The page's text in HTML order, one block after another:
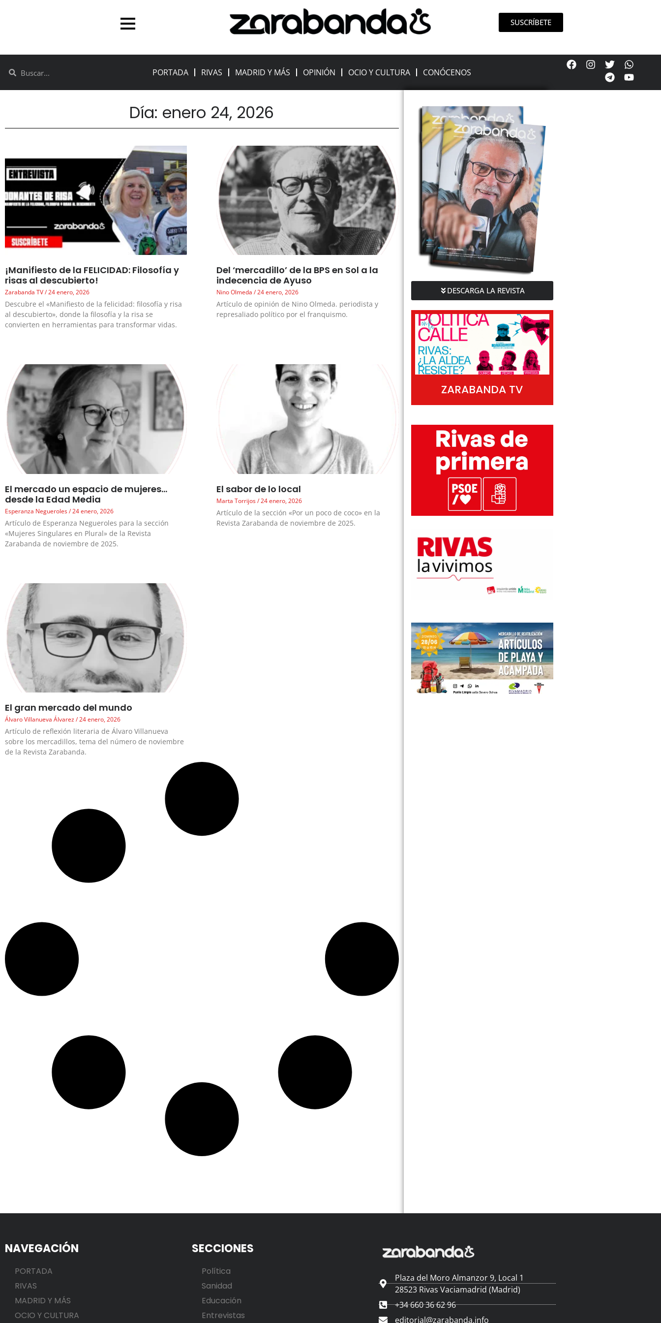
SUSCRÍBETE
PORTADA RIVAS MADRID Y MÁS OPINIÓN OCIO Y CULTURA CONÓCENOS
Día: enero 24, 2026
¡Manifiesto de la FELICIDAD: Filosofía y
risas al descubierto!
Zarabanda TV 24 enero, 2026
Descubre el «Manifiesto de la felicidad: filosofía y risa
al descubierto», donde la filosofía y la risa se
convierten en herramientas para transformar vidas.
Del ‘mercadillo’ de la BPS en Sol a la
indecencia de Ayuso
Nino Olmeda 24 enero, 2026
Artículo de opinión de Nino Olmeda. periodista y
represaliado político por el franquismo.
El mercado un espacio de mujeres…
desde la Edad Media
Esperanza Negueroles 24 enero, 2026
Artículo de Esperanza Negueroles para la sección
«Mujeres Singulares en Plural» de la Revista
Zarabanda de noviembre de 2025.
El sabor de lo local
Marta Torrijos 24 enero, 2026
Artículo de la sección «Por un poco de coco» en la
Revista Zarabanda de noviembre de 2025.
El gran mercado del mundo
Álvaro Villanueva Álvarez 24 enero, 2026
Artículo de reflexión literaria de Álvaro Villanueva
sobre los mercadillos, tema del número de noviembre
de la Revista Zarabanda.
DESCARGA LA REVISTA
ZARABANDA TV
NAVEGACIÓN
PORTADA
RIVAS
MADRID Y MÁS
OCIO Y CULTURA
SECCIONES
Política
Sanidad
Educación
Entrevistas
Plaza del Moro Almanzor 9, Local 1
28523 Rivas Vaciamadrid (Madrid)
+34 660 36 62 96
editorial@zarabanda.info